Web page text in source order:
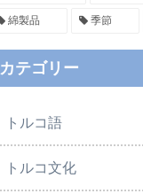
綿製品 季節
カテゴリー
トルコ語
トルコ文化